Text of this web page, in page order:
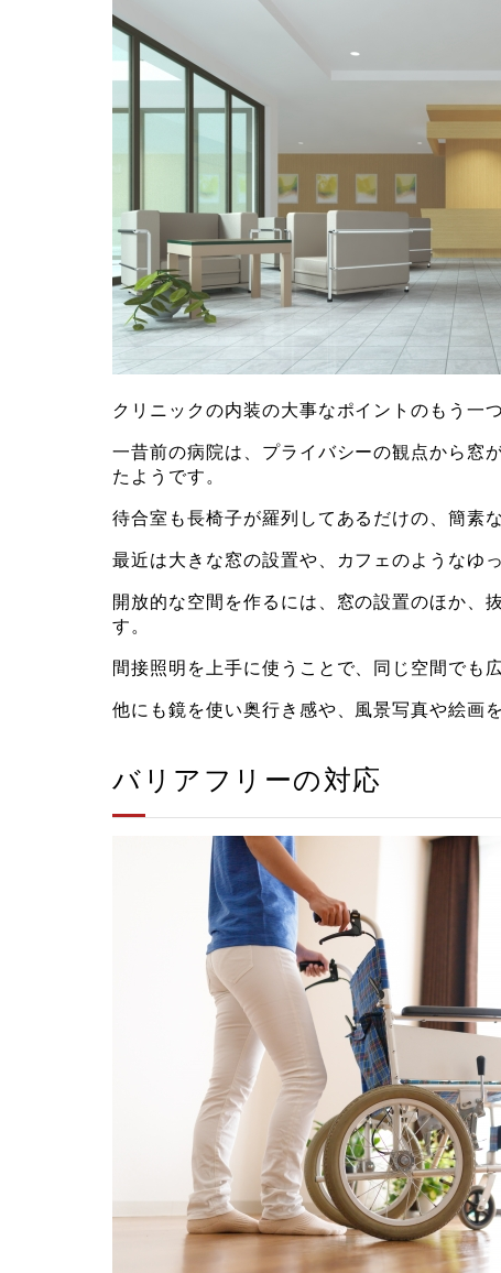
クリニックの内装の大事なポイントのもう一
一昔前の病院は、プライバシーの観点から窓
たようです。
待合室も長椅子が羅列してあるだけの、簡素
最近は大きな窓の設置や、カフェのようなゆ
開放的な空間を作るには、窓の設置のほか、
す。
間接照明を上手に使うことで、同じ空間でも
他にも鏡を使い奥行き感や、風景写真や絵画
バリアフリーの対応